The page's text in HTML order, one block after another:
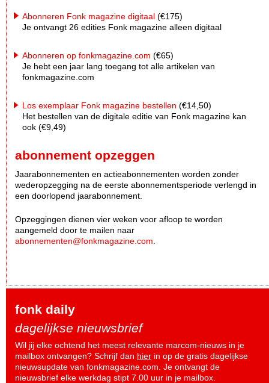
Abonneren Fonk magazine digitaal (€175)
Je ontvangt 26 edities Fonk magazine alleen digitaal
Abonneren op fonkmagazine.com (€65)
Je hebt een jaar lang toegang tot alle artikelen van
fonkmagazine.com
Los exemplaar Fonk magazine bestellen (€14,50)
Het bestellen van de digitale editie van Fonk magazine kan
ook (€9,49)
abonnement opzeggen
Jaarabonnementen en actieabonnementen worden zonder
wederopzegging na de eerste abonnementsperiode verlengd in
een doorlopend jaarabonnement.
Opzeggingen dienen vier weken voor afloop te worden
aangemeld door te mailen naar
abonnementen@fonkmagazine.com
fonk daily
dagelijkse nieuwsbrief
Wil jij elke ochtend het meest relevante marcom-nieuws in je
mailbox ontvangen? Schrijf dan hier in op de gratis dagelijkse
nieuwsupdate van fonkmagazine.com. Je ontvangt de
nieuwsbrief elke werkdag stipt 7.00 uur in je mailbox.